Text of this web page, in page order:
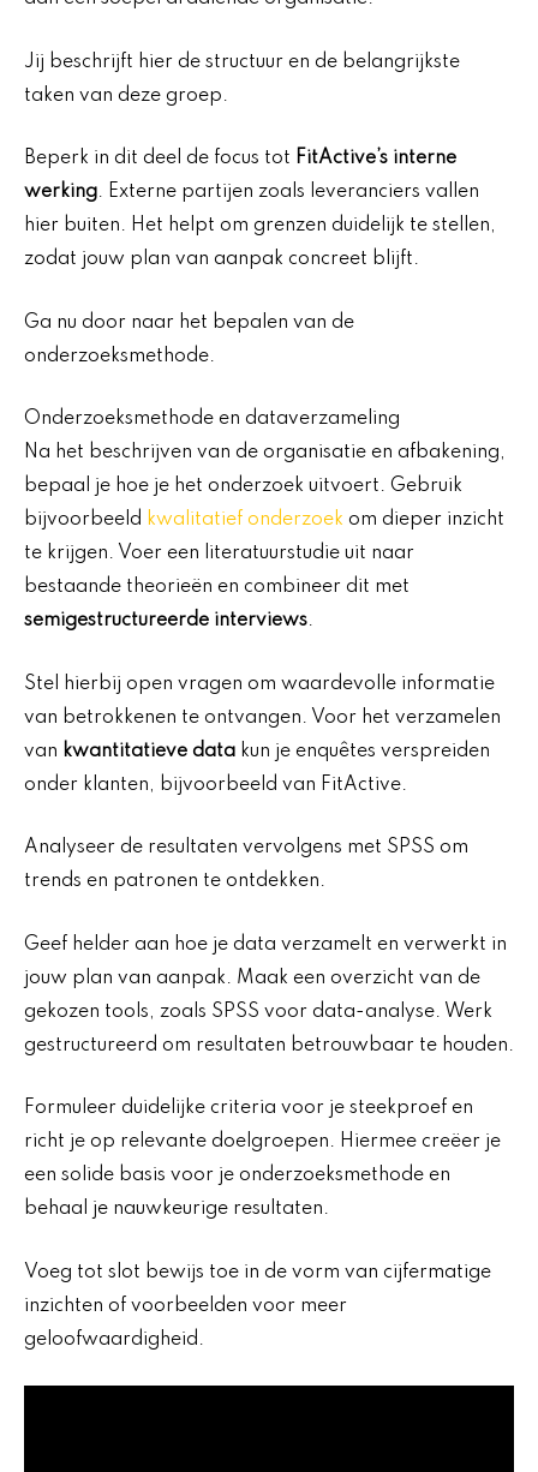
Jij beschrijft hier de structuur en de belangrijkste
taken van deze groep.
Beperk in dit deel de focus tot FitActive’s interne
werking. Externe partijen zoals leveranciers vallen
hier buiten. Het helpt om grenzen duidelijk te stellen,
zodat jouw plan van aanpak concreet blijft.
Ga nu door naar het bepalen van de
onderzoeksmethode.
Onderzoeksmethode en dataverzameling
Na het beschrijven van de organisatie en afbakening,
bepaal je hoe je het onderzoek uitvoert. Gebruik
bijvoorbeeld kwalitatief onderzoek om dieper inzicht
te krijgen. Voer een literatuurstudie uit naar
bestaande theorieën en combineer dit met
semigestructureerde interviews.
Stel hierbij open vragen om waardevolle informatie
van betrokkenen te ontvangen. Voor het verzamelen
van kwantitatieve data kun je enquêtes verspreiden
onder klanten, bijvoorbeeld van FitActive.
Analyseer de resultaten vervolgens met SPSS om
trends en patronen te ontdekken.
Geef helder aan hoe je data verzamelt en verwerkt in
jouw plan van aanpak. Maak een overzicht van de
gekozen tools, zoals SPSS voor data-analyse. Werk
gestructureerd om resultaten betrouwbaar te houden.
Formuleer duidelijke criteria voor je steekproef en
richt je op relevante doelgroepen. Hiermee creëer je
een solide basis voor je onderzoeksmethode en
behaal je nauwkeurige resultaten.
Voeg tot slot bewijs toe in de vorm van cijfermatige
inzichten of voorbeelden voor meer
geloofwaardigheid.